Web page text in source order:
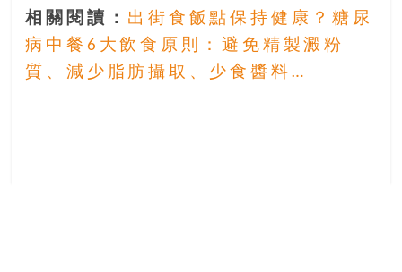
相關閱讀： 出街食飯點保持健康？糖尿
病中餐6大飲食原則：避免精製澱粉
質、減少脂肪攝取、少食醬料…